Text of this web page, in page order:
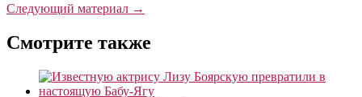
Следующий материал →
Смотрите также